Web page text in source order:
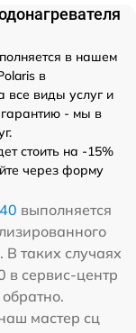
в нашем
в
все виды услуг и
- мы в
стоить на -15%
через форму
выполняется
В таких случаях
в сервис-центр
мастер сц